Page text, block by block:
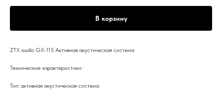
В корзину
ZTX audio GX-115 Активная акустическая система
Технические характеристики:
Тип: активная акустическая сиcтема